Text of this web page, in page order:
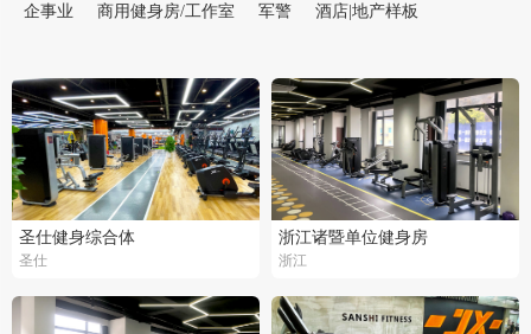
企事业 商用健身房/工作室 军警 酒店|地产样板
圣仕健身综合体
圣仕
浙江诸暨单位健身房
浙江